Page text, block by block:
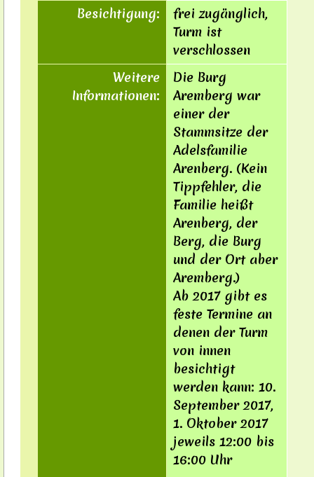
Besichtigung:
frei zugänglich,
Turm ist
verschlossen
Weitere
Informationen:
Die Burg
Aremberg war
einer der
Stammsitze der
Adelsfamilie
Arenberg. (Kein
Tippfehler, die
Familie heißt
Arenberg, der
Berg, die Burg
und der Ort aber
Aremberg.)
Ab 2017 gibt es
feste Termine an
denen der Turm
von innen
besichtigt
werden kann: 10.
September 2017,
1. Oktober 2017
jeweils 12:00 bis
16:00 Uhr